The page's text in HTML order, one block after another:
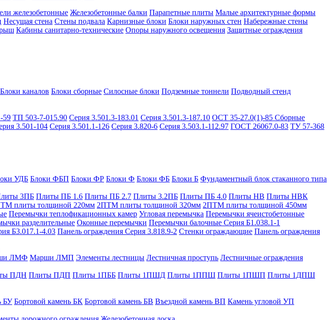
железобетонные Железобетонные балки Парапетные плиты Малые архитектурные формы
Несущая стена Стены подвала Карнизные блоки Блоки наружных стен Набережные стены
Кабины санитарно-технические Опоры наружного освещения Защитные ограждения
Блоки каналов Блоки сборные Силосные блоки Подземные тоннели Подводный стенд
59 ТП 503-7-015.90 Серия 3.501.3-183.01 Серия 3.501.3-187.10 ОСТ 35-27.0(1)-85 Сборные
3.501-104 Серия 3.501.1-126 Серия 3.820-6 Серия 3.503.1-112.97 ГОСТ 26067.0-83 ТУ 57-368
УДБ Блоки ФБП Блоки ФР Блоки Ф Блоки ФБ Блоки Б Фундаментный блок стаканного типа
3ПБ Плиты ПБ 1.6 Плиты ПБ 2.7 Плиты 3.2ПБ Плиты ПБ 4.0 Плиты НВ Плиты НВК
плиты толщиной 220мм 2ПТМ плиты толщиной 320мм 2ПТМ плиты толщиной 450мм
Перемычки теплофикационных камер Угловая перемычка Перемычки ячеистобетонные
разделительные Оконные перемычки Перемычки балочные Серия Б1.038.1-1
Б3.017.1-4.03 Панель ограждения Серия 3.818.9-2 Стенки ограждающие Панель ограждения
ЛМФ Марши ЛМП Элементы лестницы Лестничная проступь Лестничные ограждения
ПДН Плиты ПДП Плиты 1ПББ Плиты 1ПШД Плиты 1ППШ Плиты 1ПШП Плиты 1ДПШ
БУ Бортовой камень БК Бортовой камень БВ Въездной камень ВП Камень угловой УП